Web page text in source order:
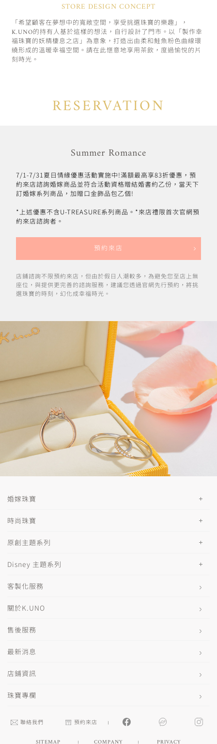
STORE DESIGN CONCEPT
「希望顧客在夢想中的寬敞空間，享受挑選珠寶的樂趣」，
K.UNO的持有人基於這樣的想法，自行設計了門市。以「製作幸
福珠寶的妖精棲息之店」為意象，打造出由柔和鮭魚粉色曲線環
繞形成的溫暖幸福空間。請在此愜意地享用茶飲，度過愉悅的片
刻時光。
RESERVATION
Summer Romance
7/1-7/31夏日情緣優惠活動實施中!滿額最高享83折優惠，預
約來店諮詢婚嫁商品並符合活動資格贈結婚書約乙份，當天下
訂婚嫁系列商品，加贈口金飾品包乙個!
*上述優惠不含U-TREASURE系列商品。*來店禮限首次官網預
約來店諮詢者。
預約來店
店鋪諮詢不限預約來店，但由於假日人潮較多，為避免您至店上無
座位，與提供更完善的諮詢服務，建議您透過官網先行預約，將挑
選珠寶的時刻，幻化成幸福時光。
婚嫁珠寶
時尚珠寶
原創主題系列
Disney 主題系列
客製化服務
關於K.UNO
售後服務
最新消息
店鋪資訊
珠寶專欄
聯絡我們 預約來店